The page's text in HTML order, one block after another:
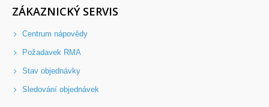
ZÁKAZNICKÝ SERVIS
Centrum nápovědy
Požadavek RMA
Stav objednávky
Sledování objednávek